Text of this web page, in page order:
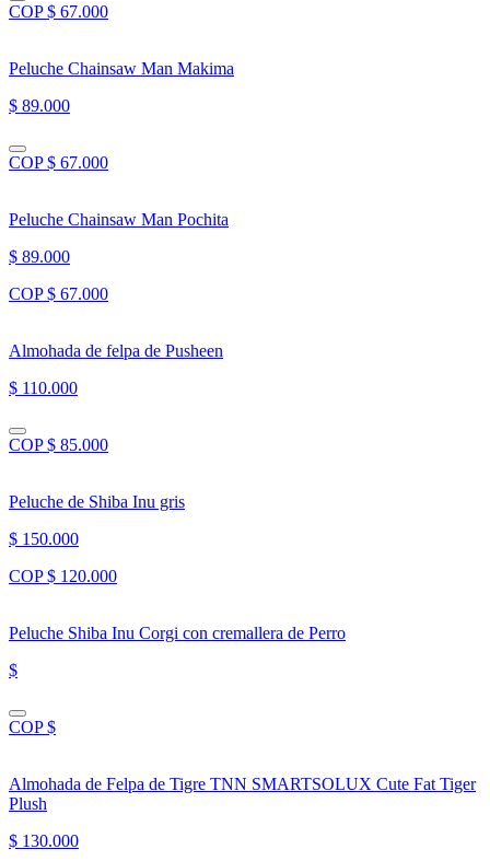
COP $ 67.000
Peluche Chainsaw Man Makima
$ 89.000
COP $ 67.000
Peluche Chainsaw Man Pochita
$ 89.000
COP $ 67.000
Almohada de felpa de Pusheen
$ 110.000
COP $ 85.000
Peluche de Shiba Inu gris
$ 150.000
COP $ 120.000
Peluche Shiba Inu Corgi con cremallera de Perro
$
COP $
Almohada de Felpa de Tigre TNN SMARTSOLUX Cute Fat Tiger
Plush
$ 130.000